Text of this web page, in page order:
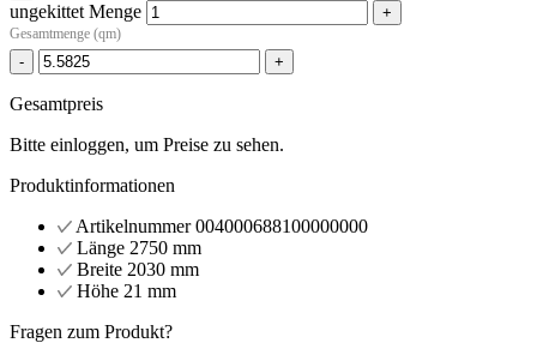
ungekittet Menge
+
Gesamtmenge (qm)
- +
Gesamtpreis
Bitte einloggen, um Preise zu sehen.
Produktinformationen
Artikelnummer 004000688100000000
Länge 2750 mm
Breite 2030 mm
Höhe 21 mm
Fragen zum Produkt?